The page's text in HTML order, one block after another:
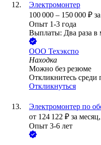
Электромонтер
100 000 – 150 000 ₽
Опыт 1-3 года
Выплаты: Два раза в
ООО Техэкспо
Находка
Можно без резюме
Откликнитесь среди
Откликнуться
Электромонтер по
от 124 122 ₽ за месяц,
Опыт 3-6 лет